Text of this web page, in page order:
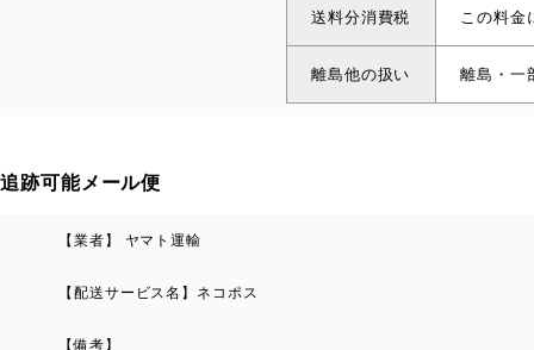
送料分消費税 この料金
離島他の扱い 離島・一
追跡可能メール便
【業者】 ヤマト運輸
【配送サービス名】ネコポス
【備考】